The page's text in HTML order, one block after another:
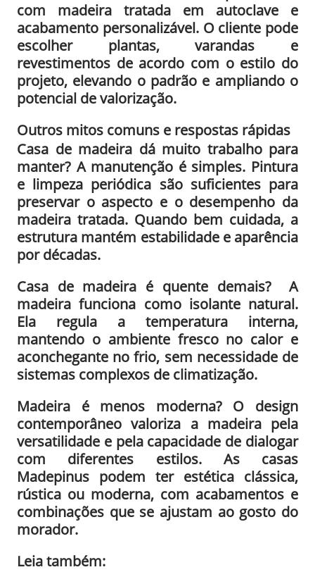
com madeira tratada em autoclave e
acabamento personalizável. O cliente pode
escolher plantas, varandas e
revestimentos de acordo com o estilo do
projeto, elevando o padrão e ampliando o
potencial de valorização.
Outros mitos comuns e respostas rápidas
Casa de madeira dá muito trabalho para
manter? A manutenção é simples. Pintura
e limpeza periódica são suficientes para
preservar o aspecto e o desempenho da
madeira tratada. Quando bem cuidada, a
estrutura mantém estabilidade e aparência
por décadas.
Casa de madeira é quente demais? A
madeira funciona como isolante natural.
Ela regula a temperatura interna,
mantendo o ambiente fresco no calor e
aconchegante no frio, sem necessidade de
sistemas complexos de climatização.
Madeira é menos moderna? O design
contemporâneo valoriza a madeira pela
versatilidade e pela capacidade de dialogar
com diferentes estilos. As casas
Madepinus podem ter estética clássica,
rústica ou moderna, com acabamentos e
combinações que se ajustam ao gosto do
morador.
Leia também: